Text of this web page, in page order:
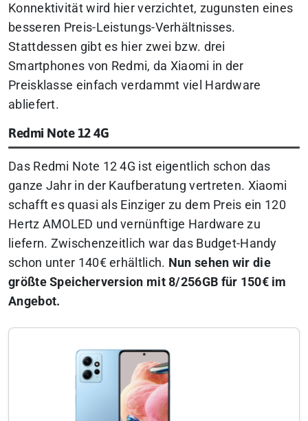
Konnektivität wird hier verzichtet, zugunsten eines
besseren Preis-Leistungs-Verhältnisses.
Stattdessen gibt es hier zwei bzw. drei
Smartphones von Redmi, da Xiaomi in der
Preisklasse einfach verdammt viel Hardware
abliefert.
Redmi Note 12 4G
Das Redmi Note 12 4G ist eigentlich schon das
ganze Jahr in der Kaufberatung vertreten. Xiaomi
schafft es quasi als Einziger zu dem Preis ein 120
Hertz AMOLED und vernünftige Hardware zu
liefern. Zwischenzeitlich war das Budget-Handy
schon unter 140€ erhältlich. Nun sehen wir die
größte Speicherversion mit 8/256GB für 150€ im
Angebot.